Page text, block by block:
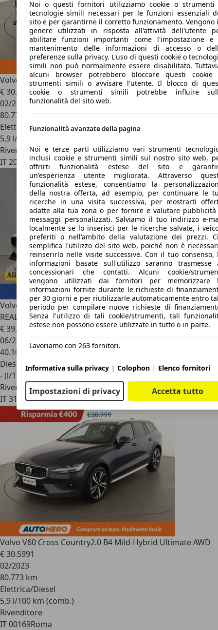
Volvo V60 Cross Country2.0 B4 Mild-Hybrid Ultimate AWD
€ 30.5991
02/2023
80.773 km
Elettrica/Diesel
5,9 l/100 km (comb.)
Rivenditore
IT 20155Milano - Mi
Volvo V60 Cross CountryB4 (d) AWD auto. Plus PREZZO
REALE
€ 39.9001
06/2023
40.100 km
Diesel
- (l/100 km)
Rivenditore
IT 31048San Biagio Di Callalta - Treviso - Tv
Volvo V60 Cross Country2.0 B4 Mild-Hybrid Ultimate AWD
€ 30.5991
02/2023
80.773 km
Elettrica/Diesel
5,9 l/100 km (comb.)
Rivenditore
IT 00169Roma
Noi o questi fornitori utilizziamo cookie o strumenti
tecnologie simili necessari per le funzioni essenziali
sito e per garantirne il corretto funzionamento. Vengono
genere utilizzati in risposta all'attività dell'utente
abilitare funzioni importanti come l'impostazione
mantenimento delle informazioni di accesso o
preferenze sulla privacy. L'uso di questi cookie o
simili non può normalmente essere disabilitato.
alcuni browser potrebbero bloccare questi cookie
strumenti simili o avvisare l'utente. Il blocco di
cookie o strumenti simili potrebbe influire
funzionalità del sito web.
Funzionalità avanzate della pagina
Noi e terze parti utilizziamo vari strumenti
inclusi cookie e strumenti simili sul nostro sito web,
offrirti funzionalità estese del sito e
un'esperienza utente migliorata. Attraverso
funzionalità estese, consentiamo la
della nostra offerta, ad esempio, per continuare le
ricerche in una visita successiva, per mostrarti
adatte alla tua zona o per fornire e valutare pubblicità
messaggi personalizzati. Salviamo il tuo indirizzo e-
localmente se lo inserisci per le ricerche salvate, i
preferiti o nell'ambito della valutazione dei prezzi.
semplifica l'utilizzo del sito web, poiché non è
reinserirlo nelle visite successive. Con il tuo consenso,
informazioni basate sull'utilizzo saranno trasmesse
concessionari che contatti. Alcuni cookie/
vengono utilizzati dai fornitori per memorizzare
informazioni fornite durante le richieste di
per 30 giorni e per riutilizzarle automaticamente entro
periodo per compilare nuove richieste di
Senza l'utilizzo di tali cookie/strumenti, tali
estese non possono essere utilizzate in tutto o in parte.
Lavoriamo con 263 fornitori.
Informativa sulla privacy | Colophon | Elenco fornitori
Impostazioni di privacy Accetta tutto